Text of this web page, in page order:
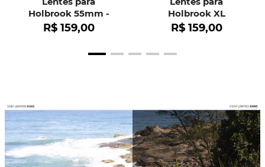
Holbrook 55mm -
OO9102
R$ 159,00
Holbrook XL
R$ 159,00